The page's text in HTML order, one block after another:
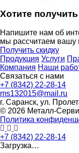
Хотите
Напишите нам об
мы рассчитаем вашу
Получить скидку
Продукция Услуги
Компания Наши
Связаться с нами
+7 (8342) 22-28-14
ms132015@mail.ru
г. Саранск, ул.
© 2026 Металл-
Политика
+7 (8342) 22-28-14
Загрузка…